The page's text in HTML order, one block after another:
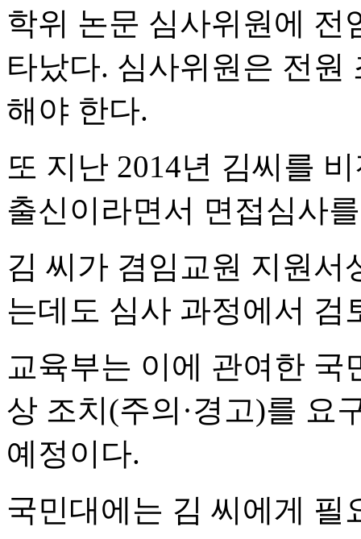
학위 논문 심사위원에 전
타났다. 심사위원은 전원
해야 한다.
또 지난 2014년 김씨를
출신이라면서 면접심사
김 씨가 겸임교원 지원서
는데도 심사 과정에서 검
교육부는 이에 관여한 국
상 조치(주의·경고)를 요
예정이다.
국민대에는 김 씨에게 필